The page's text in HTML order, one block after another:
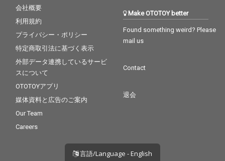
会社概要
利用規約
プライバシー・ポリシー
特定商取引法に基づく表示
外部データ連携しているサービ
スについて
OTOTOYアプリ
媒体資料と広告のご案内
Our Team
Careers
Make OTOTOY better
Found something weird? Please
mail us
Contact
退会
言語/Language - English